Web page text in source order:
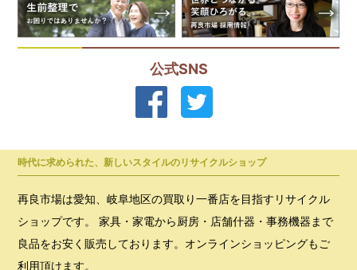
公式SNS
時代に求められた、新しいスタイルのリサイクルショップ
再良市場は愛知、岐阜地区の買取り一番店を目指すリサイクル
ショップです。 家具・家電から厨房・店舗什器・事務機器まで
良品をお安く販売しております。オンラインショッピングもご
利用頂けます。